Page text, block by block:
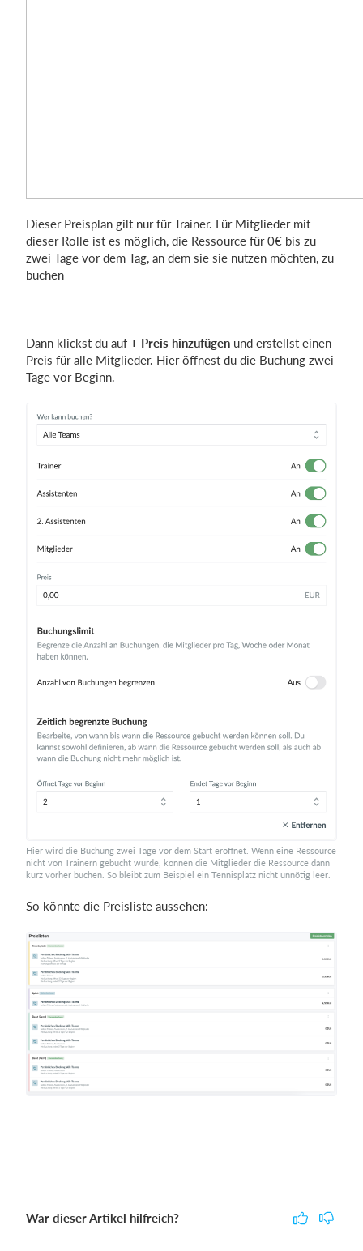
Dieser Preisplan gilt nur für Trainer. Für Mitglieder mit
dieser Rolle ist es möglich, die Ressource für 0€ bis zu
zwei Tage vor dem Tag, an dem sie sie nutzen möchten, zu
buchen
Dann klickst du auf + Preis hinzufügen und erstellst einen
Preis für alle Mitglieder. Hier öffnest du die Buchung zwei
Tage vor Beginn.
Hier wird die Buchung zwei Tage vor dem Start eröffnet. Wenn eine Ressource
nicht von Trainern gebucht wurde, können die Mitglieder die Ressource dann
kurz vorher buchen. So bleibt zum Beispiel ein Tennisplatz nicht unnötig leer.
So könnte die Preisliste aussehen:
War dieser Artikel hilfreich?